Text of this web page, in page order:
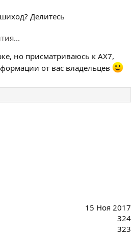
Делитесь
но присматриваюсь к АХ7,
от вас владельцев
15 Ноя 2017
324
323